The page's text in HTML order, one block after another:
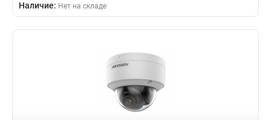
Наличие: Нет на складе